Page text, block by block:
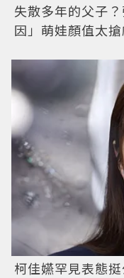
失散多年的父子
因」萌娃顏值太
柯佳嬿罕見表態